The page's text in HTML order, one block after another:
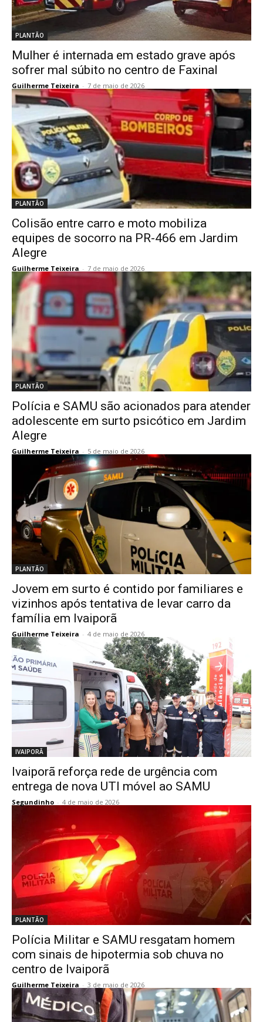
PLANTÃO
Mulher é internada em estado grave após
sofrer mal súbito no centro de Faxinal
Guilherme Teixeira - 7 de maio de 2026
PLANTÃO
Colisão entre carro e moto mobiliza
equipes de socorro na PR-466 em Jardim
Alegre
Guilherme Teixeira - 7 de maio de 2026
PLANTÃO
Polícia e SAMU são acionados para atender
adolescente em surto psicótico em Jardim
Alegre
Guilherme Teixeira - 5 de maio de 2026
PLANTÃO
Jovem em surto é contido por familiares e
vizinhos após tentativa de levar carro da
família em Ivaiporã
Guilherme Teixeira - 4 de maio de 2026
IVAIPORÃ
Ivaiporã reforça rede de urgência com
entrega de nova UTI móvel ao SAMU
Segundinho - 4 de maio de 2026
PLANTÃO
Polícia Militar e SAMU resgatam homem
com sinais de hipotermia sob chuva no
centro de Ivaiporã
Guilherme Teixeira - 3 de maio de 2026